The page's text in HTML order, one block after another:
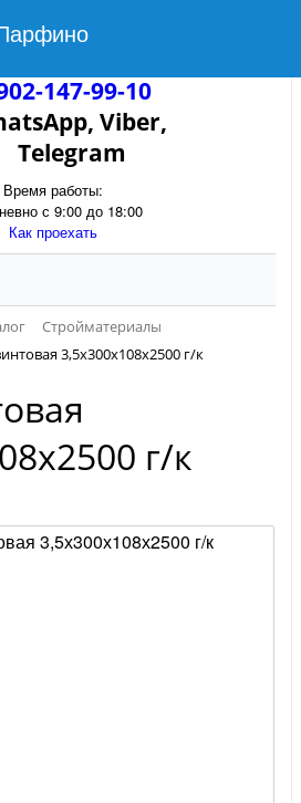
147-99-10
Viber,
Telegram
Время работы:
с 9:00 до 18:00
Как проехать
Стройматериалы
3,5х300х108х2500 г/к
г/к